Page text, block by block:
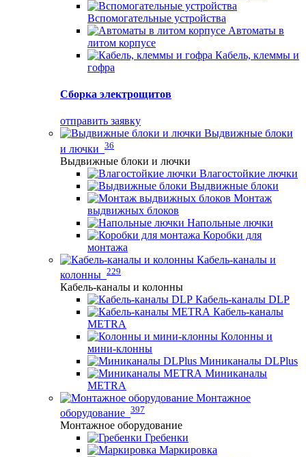
Вспомогательные устройства
Автоматы в
литом корпусе
Кабель, клеммы и
гофра
Сборка электрощитов
отправить заявку
Выдвижные блоки
и лючки 36
Выдвижные блоки и лючки
Влагостойкие лючки
Выдвижные блоки
Монтаж
выдвижных блоков
Напольные лючки
Коробки для
монтажа
Кабель-каналы и
колонны 229
Кабель-каналы и колонны
Кабель-каналы DLP
Кабель-каналы
METRA
Колонны и
мини-клонны
Миниканалы DLPlus
Миниканалы
METRA
Монтажное
оборудование 397
Монтажное оборудование
Гребенки
Маркировка